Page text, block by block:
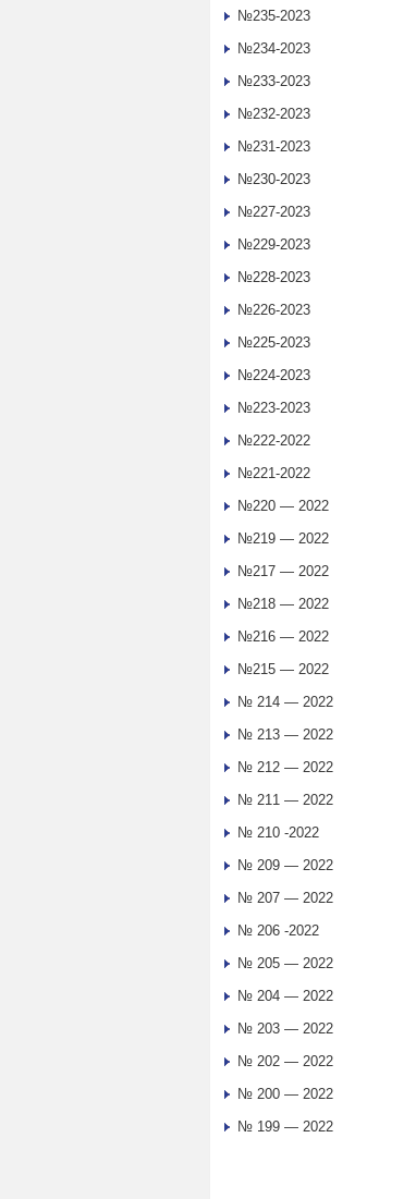
№235-2023
№234-2023
№233-2023
№232-2023
№231-2023
№230-2023
№227-2023
№229-2023
№228-2023
№226-2023
№225-2023
№224-2023
№223-2023
№222-2022
№221-2022
№220 — 2022
№219 — 2022
№217 — 2022
№218 — 2022
№216 — 2022
№215 — 2022
№ 214 — 2022
№ 213 — 2022
№ 212 — 2022
№ 211 — 2022
№ 210 -2022
№ 209 — 2022
№ 207 — 2022
№ 206 -2022
№ 205 — 2022
№ 204 — 2022
№ 203 — 2022
№ 202 — 2022
№ 200 — 2022
№ 199 — 2022